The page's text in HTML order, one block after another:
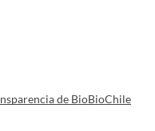
de BioBioChile